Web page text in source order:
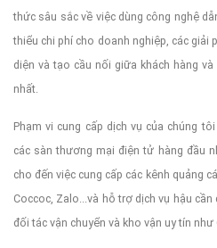
thức sâu sắc về việc dùng công nghệ
thiểu chi phí cho doanh nghiệp, các giải
diện và tạo cầu nối giữa khách hàng
nhất.
Phạm vi cung cấp dịch vụ của chúng
các sàn thương mại điện tử hàng đầu
cho đến việc cung cấp các kênh quảng
Coccoc, Zalo...và hỗ trợ dịch vụ hậu
đối tác vận chuyển và kho vận uy tín như